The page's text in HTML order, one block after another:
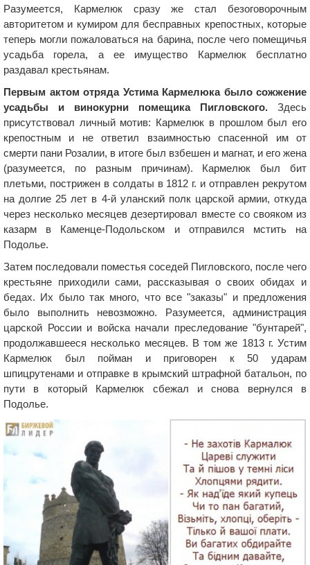
Разумеется, Кармелюк сразу же стал безоговорочным
авторитетом и кумиром для бесправных крепостных, которые
теперь могли пожаловаться на барина, после чего помещичья
усадьба горела, а ее имущество Кармелюк бесплатно
раздавал крестьянам.
Первым актом отряда Устима Кармелюка было сожжение
усадьбы и винокурни помещика Пигловского. Здесь
присутствовал личный мотив: Кармелюк в прошлом был его
крепостным и не ответил взаимностью спасенной им от
смерти пани Розалии, в итоге был взбешен и магнат, и его жена
(разумеется, по разным причинам). Кармелюк был бит
плетьми, пострижен в солдаты в 1812 г. и отправлен рекрутом
на долгие 25 лет в 4-й уланский полк царской армии, откуда
через несколько месяцев дезертировал вместе со свояком из
казарм в Каменце-Подольском и отправился мстить на
Подолье.
Затем последовали поместья соседей Пигловского, после чего
крестьяне приходили сами, рассказывая о своих обидах и
бедах. Их было так много, что все "заказы" и предложения
было выполнить невозможно. Разумеется, администрация
царской России и войска начали преследование "бунтарей",
продолжавшееся несколько месяцев. В том же 1813 г. Устим
Кармелюк был пойман и приговорен к 50 ударам
шпицрутенами и отправке в крымский штрафной батальон, по
пути в который Кармелюк сбежал и снова вернулся в
Подолье.